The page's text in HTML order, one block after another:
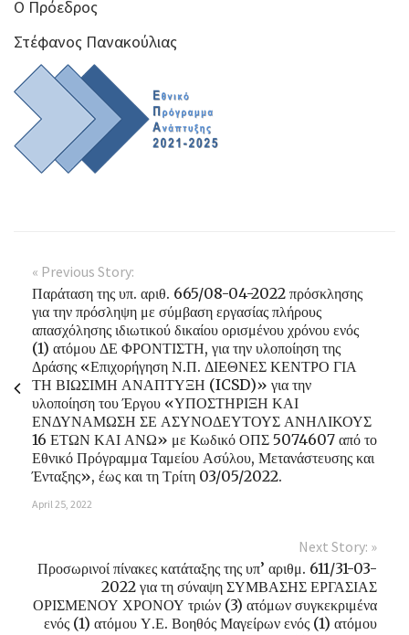
Ο Πρόεδρος
Στέφανος Πανακούλιας
« Previous Story:
Παράταση της υπ. αριθ. 665/08-04-2022 πρόσκλησης
για την πρόσληψη με σύμβαση εργασίας πλήρους
απασχόλησης ιδιωτικού δικαίου ορισμένου χρόνου ενός
(1) ατόμου ΔΕ ΦΡΟΝΤΙΣΤΗ, για την υλοποίηση της
Δράσης «Επιχορήγηση Ν.Π. ΔΙΕΘΝΕΣ ΚΕΝΤΡΟ ΓΙΑ
ΤΗ ΒΙΩΣΙΜΗ ΑΝΑΠΤΥΞΗ (ICSD)» για την
υλοποίηση του Έργου «ΥΠΟΣΤΗΡΙΞΗ ΚΑΙ
ΕΝΔΥΝΑΜΩΣΗ ΣΕ ΑΣΥΝΟΔΕΥΤΟΥΣ ΑΝΗΛΙΚΟΥΣ
16 ΕΤΩΝ ΚΑΙ ΑΝΩ» με Κωδικό ΟΠΣ 5074607 από το
Εθνικό Πρόγραμμα Ταμείου Ασύλου, Μετανάστευσης και
Ένταξης», έως και τη Τρίτη 03/05/2022.
April 25, 2022
Next Story: »
Προσωρινοί πίνακες κατάταξης της υπ’ αριθμ. 611/31-03-
2022 για τη σύναψη ΣΥΜΒΑΣΗΣ ΕΡΓΑΣΙΑΣ
ΟΡΙΣΜΕΝΟΥ ΧΡΟΝΟΥ τριών (3) ατόμων συγκεκριμένα
ενός (1) ατόμου Υ.Ε. Βοηθός Μαγείρων ενός (1) ατόμου